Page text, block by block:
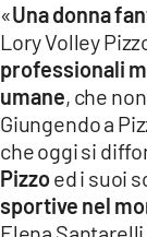
«Una donna
Lory Volley
professionali
umane, che
Giungendo a
che oggi si
Pizzoed i suoi
sportive nel